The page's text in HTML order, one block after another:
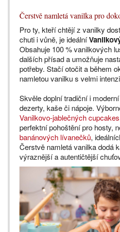
Čerstvě namletá vanilka pro
Pro ty, kteří chtějí z vanilky
chuti i vůně, je ideální
Obsahuje 100 % vanilkových
dalších přísad a umožňuje
potřeby. Stačí otočit a během
namletou vanilku s velmi
Skvěle doplní tradiční i
dezerty, kaše či nápoje.
Vanilkovo-jablečných cupcakes
perfektní pohoštění pro hosty,
banánových lívanečků,
Čerstvě namletá vanilka dodá
výraznější a autentičtější